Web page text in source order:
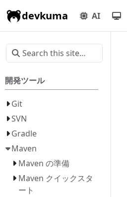
devkuma AI
開発ツール
Git
SVN
Gradle
Maven
Maven の準備
Maven クイックスタ
ート